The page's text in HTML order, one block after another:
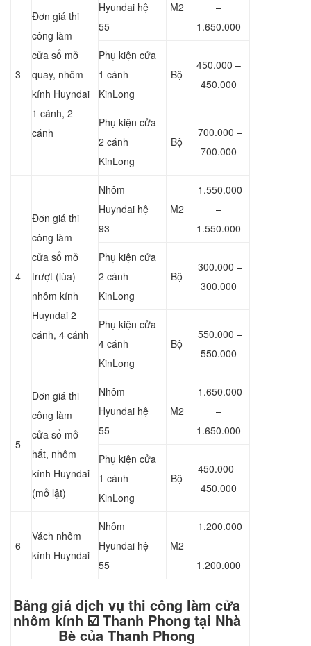
3
Đơn giá thi
công làm
cửa sổ mở
quay, nhôm
kính Huyndai
1 cánh, 2
cánh
Hyundai hệ
55
M2
–
1.650.000
Phụ kiện cửa
1 cánh
KinLong
Bộ
450.000 –
450.000
Phụ kiện cửa
2 cánh
KinLong
Bộ
700.000 –
700.000
4
Đơn giá thi
công làm
cửa sổ mở
trượt (lùa)
nhôm kính
Huyndai 2
cánh, 4 cánh
Nhôm
Huyndai hệ
93
M2
1.550.000
–
1.550.000
Phụ kiện cửa
2 cánh
KinLong
Bộ
300.000 –
300.000
Phụ kiện cửa
4 cánh
KinLong
Bộ
550.000 –
550.000
5
Đơn giá thi
công làm
cửa sổ mở
hất, nhôm
kính Huyndai
(mở lật)
Nhôm
Hyundai hệ
55
M2
1.650.000
–
1.650.000
Phụ kiện cửa
1 cánh
KinLong
Bộ
450.000 –
450.000
6
Vách nhôm
kính Huyndai
Nhôm
Hyundai hệ
55
M2
1.200.000
–
1.200.000
Bảng giá dịch vụ thi công làm cửa
nhôm kính ☑️ Thanh Phong tại Nhà
Bè của Thanh Phong